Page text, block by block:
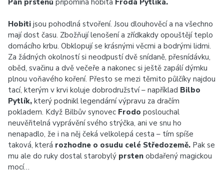
Pán prstenů připomíná hobita Froda Pytlíka.
Hobiti jsou pohodlná stvoření. Jsou dlouhověcí a na všechno
mají dost času. Zbožňují lenošení a zřídkakdy opouštějí teplo
domácího krbu. Obklopují se krásnými věcmi a bodrými lidmi.
Za žádných okolností si neodpustí dvě snídaně, přesnídávku,
oběd, svačinu a dvě večeře a nakonec si ještě zapálí dýmku
plnou voňavého koření. Přesto se mezi těmito půlčíky najdou
tací, kterým v krvi koluje dobrodružství – například Bilbo
Pytlík, který podnikl legendární výpravu za dračím
pokladem. Když Bilbův synovec Frodo poslouchal
neuvěřitelná vyprávění svého strýčka, ani ve snu ho
nenapadlo, že i na něj čeká velkolepá cesta – tím spíše
taková, která rozhodne o osudu celé Středozemě. Pak se
mu ale do ruky dostal starobylý prsten obdařený magickou
mocí…